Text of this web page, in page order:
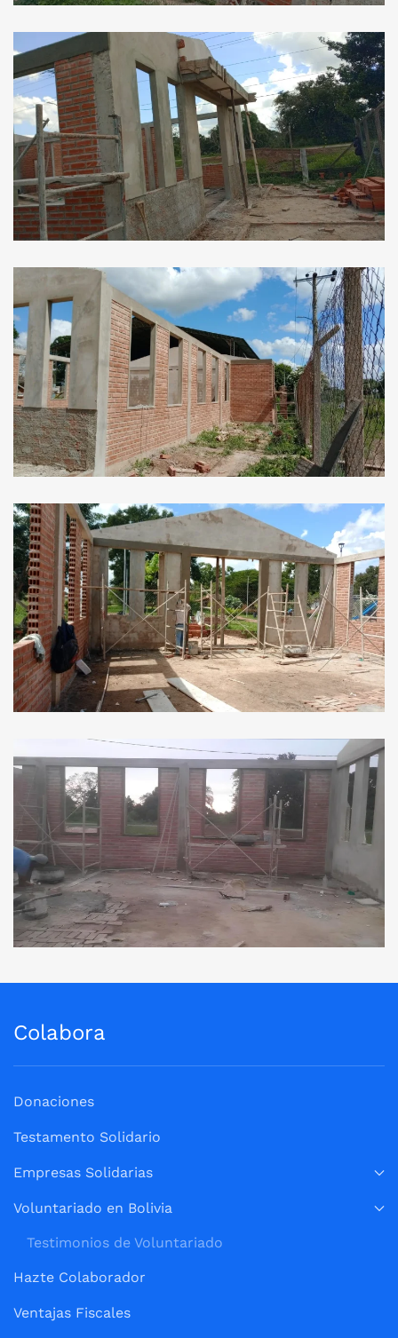
Ver Imagen
Ver Imagen
Ver Imagen
Ver Imagen
Colabora
Donaciones
Testamento Solidario
Empresas Solidarias
Voluntariado en Bolivia
Testimonios de Voluntariado
Hazte Colaborador
Ventajas Fiscales